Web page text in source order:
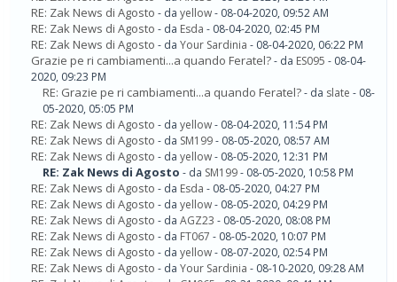
RE: Zak News di Agosto - da yellow- 08-04-2020, 09:52 AM
RE: Zak News di Agosto - da Esda - 08-04-2020, 02:45 PM
RE: Zak News di Agosto - da Your Sardinia - 08-04-2020, 06:22 PM
Grazie pe ri cambiamenti...a quando Feratel?- da ES095 - 08-04-
2020, 09:23 PM
RE: Grazie pe ri cambiamenti...a quando Feratel?- da slate - 08-
05-2020, 05:05 PM
RE: Zak News di Agosto - da yellow- 08-04-2020, 11:54 PM
RE: Zak News di Agosto - da SM199- 08-05-2020, 08:57 AM
RE: Zak News di Agosto - da yellow- 08-05-2020, 12:31 PM
RE: Zak News di Agosto - da SM199- 08-05-2020, 10:58 PM
RE: Zak News di Agosto - da Esda - 08-05-2020, 04:27 PM
RE: Zak News di Agosto - da yellow- 08-05-2020, 04:29 PM
RE: Zak News di Agosto - da AGZ23 - 08-05-2020, 08:08 PM
RE: Zak News di Agosto - da FT067 - 08-05-2020, 10:07 PM
RE: Zak News di Agosto - da yellow- 08-07-2020, 02:54 PM
RE: Zak News di Agosto - da Your Sardinia - 08-10-2020, 09:28 AM